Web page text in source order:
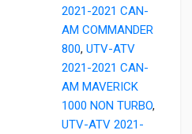
2021-2021 CAN-
AM COMMANDER
800, UTV-ATV
2021-2021 CAN-
AM MAVERICK
1000 NON TURBO,
UTV-ATV 2021-